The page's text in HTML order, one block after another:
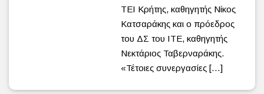
ΤΕΙ Κρήτης, καθηγητής Νίκος
Κατσαράκης και ο πρόεδρος
του ΔΣ του ΙΤΕ, καθηγητής
Νεκτάριος Ταβερναράκης.
«Τέτοιες συνεργασίες […]